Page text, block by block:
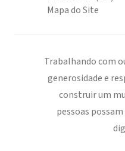
Mapa do Site
Trabalhando com
generosidade e
construir um
pessoas